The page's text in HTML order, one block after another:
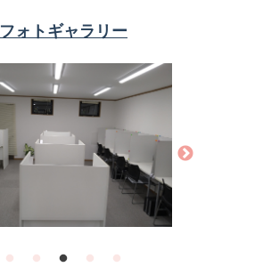
フォトギャラリー